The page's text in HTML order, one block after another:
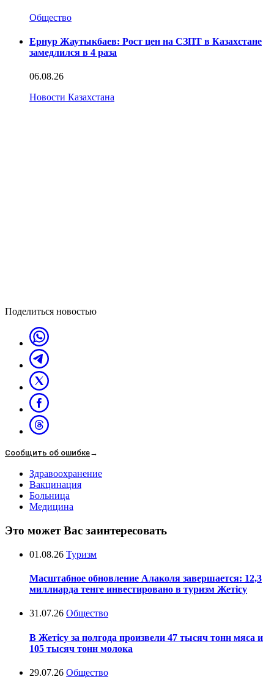
Общество
Ернур Жаутыкбаев: Рост цен на СЗПТ в Казахстане
замедлился в 4 раза
06.08.26
Новости Казахстана
Поделиться новостью
Сообщить об ошибке→
Здравоохранение
Вакцинация
Больница
Медицина
Это может Вас заинтересовать
01.08.26 Туризм
Масштабное обновление Алаколя завершается: 12,3
миллиарда тенге инвестировано в туризм Жетісу
31.07.26 Общество
В Жетісу за полгода произвели 47 тысяч тонн мяса и
105 тысяч тонн молока
29.07.26 Общество